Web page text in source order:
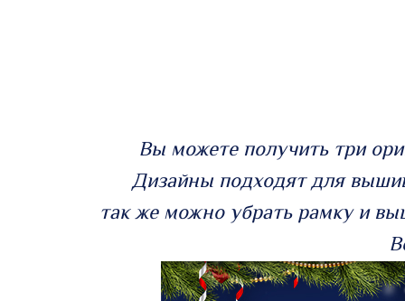
Вы можете получить три
Дизайны подходят для
так же можно убрать рамку и